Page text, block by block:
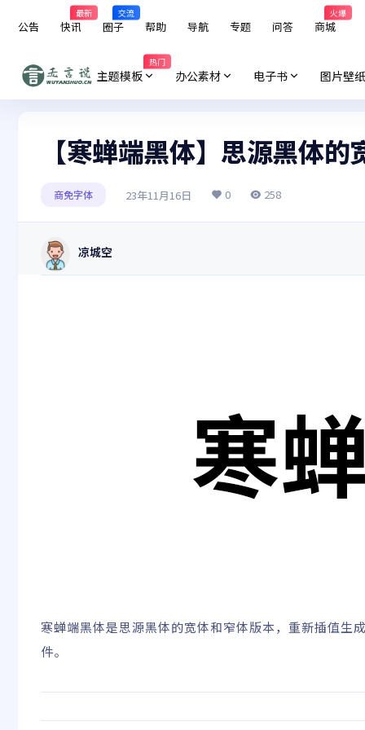
公告 快讯
最新
圈子
交流
帮助 导航 专题 问答 商城
火爆
主题模板
热门
办公素材 电子书 图片壁纸
【寒蝉端黑体】思源黑体
商免字体 23年11月16日 0 258
凉城空
寒蝉端黑体是思源黑体的宽体和窄体版本，重新插值生
件。